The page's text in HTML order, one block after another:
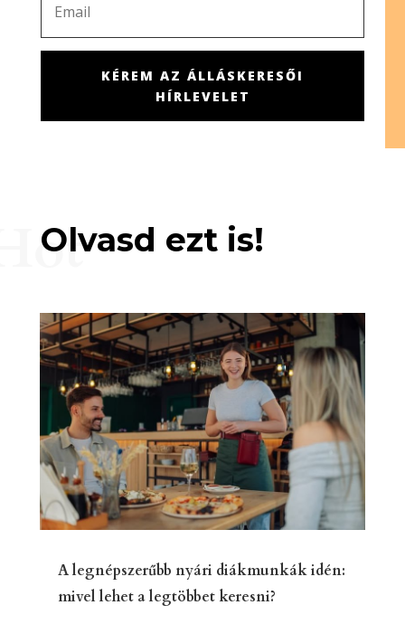
KÉREM AZ ÁLLÁSKERESŐI
HÍRLEVELET
Olvasd ezt is!
A legnépszerűbb nyári diákmunkák idén:
mivel lehet a legtöbbet keresni?